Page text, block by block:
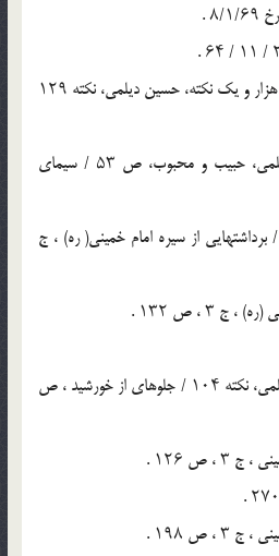
۶- امام در سنگر نماز، ص ۸۳ / هزار و یک نکته، حسین دیلمى، نکته ۱۲۹
۷- هزار و یک نکته، حسین دیلمى، حبیب و محبوب، ص ۵۳ / سیماى
۸- سیماى فرزانگان، ص ۱۵۹ / برداشت‏هایى از سیره‏ امام خمینى( ره) ، ج
۱۱- هزار و یک نکته، حسین دیلمى، نکته ۱۰۴ / جلوه‏اى از خورشید ، ص